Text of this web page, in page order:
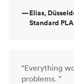
—Elias,
Standard
“Everything
problems. ”